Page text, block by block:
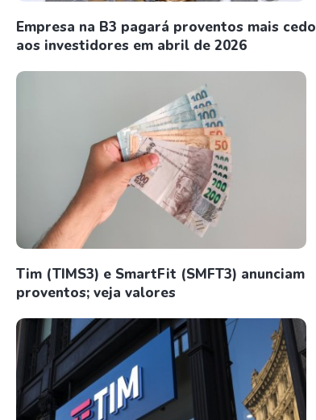
Empresa na B3 pagará proventos mais cedo
aos investidores em abril de 2026
Tim (TIMS3) e SmartFit (SMFT3) anunciam
proventos; veja valores